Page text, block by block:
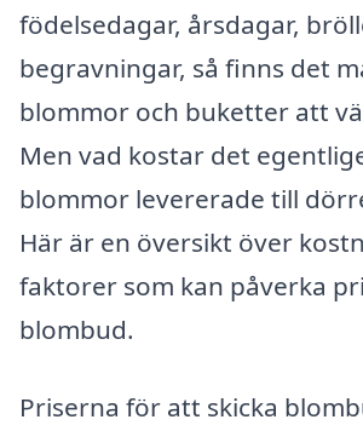
födelsedagar, årsdagar,
begravningar, så finns det
blommor och buketter att
Men vad kostar det
blommor levererade till
Här är en översikt över
faktorer som kan påverka
blombud.
Priserna för att skicka